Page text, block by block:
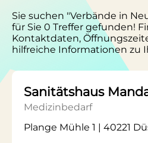
Sie suchen "Verbände in
für Sie 0 Treffer gefunden!
Kontaktdaten,
hilfreiche Informationen zu
Sanitätshaus
Medizinbedarf
Plange Mühle 1 | 40221